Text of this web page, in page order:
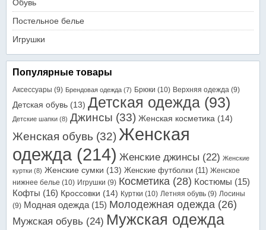
Обувь
Постельное белье
Игрушки
Популярные товары
Аксессуары (9) Брендовая одежда (7) Брюки (10) Верхняя одежда (9)
Детская обувь (13) Детская одежда (93)
Детские шапки (8) Джинсы (33) Женская косметика (14)
Женская обувь (32) Женская
одежда (214) Женские джинсы (22) Женские
куртки (8) Женские сумки (13) Женские футболки (11) Женское
нижнее белье (10) Игрушки (9) Косметика (28) Костюмы (15)
Кофты (16) Кроссовки (14) Куртки (10) Летняя обувь (9) Лосины
(9) Модная одежда (15) Молодежная одежда (26)
Мужская обувь (24) Мужская одежда